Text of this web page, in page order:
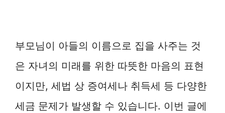
부모님이 아들의 이름으로 집을 사주는 것
은 자녀의 미래를 위한 따뜻한 마음의 표현
이지만, 세법 상 증여세나 취득세 등 다양한
세금 문제가 발생할 수 있습니다. 이번 글에